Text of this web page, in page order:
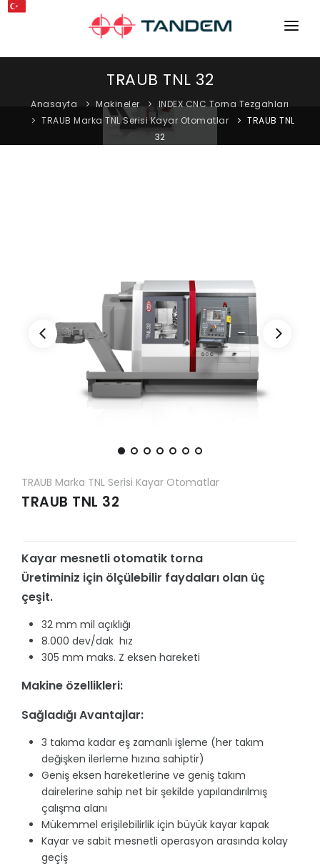
ANA SAYFA
MAKINELER
TRAUB TNL 32
Anasayfa Makineler
INDEX CNC Torna Tezgahları
TRAUB Marka TNL Serisi Kayar Otomatlar
TRAUB TNL
32
TRAUB Marka TNL Serisi Kayar Otomatlar
TRAUB TNL 32
Kayar mesnetli otomatik torna
Üretiminiz için ölçülebilir faydaları olan üç
çeşit.
32 mm mil açıklığı
8.000 dev/dak hız
305 mm maks. Z eksen hareketi
Makine özellikleri:
Sağladığı Avantajlar:
3 takıma kadar eş zamanlı işleme (her takım
değişken ilerleme hızına sahiptir)
Geniş eksen hareketlerine ve geniş takım
dairelerine sahip net bir şekilde yapılandırılmış
çalışma alanı
Mükemmel erişilebilirlik için büyük kayar kapak
Kayar ve sabit mesnetli operasyon arasında kolay
geçiş